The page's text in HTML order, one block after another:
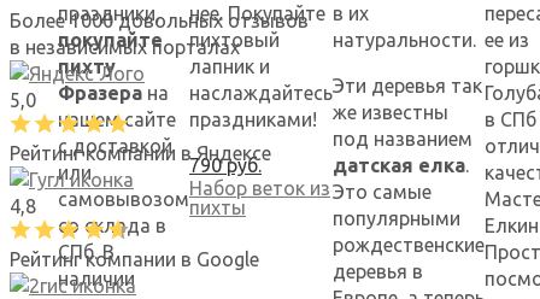
праздники,
покупайте
пихту
Фразера на
нашем сайте
с доставкой
или
самовывозом
со склада в
СПб. В
наличии
нее. Покупайте
пихтовый
лапник и
наслаждайтесь
праздниками!
790руб.
Набор веток из
пихты
в их
натуральности.
Эти деревья так
же известны
под названием
датская елка.
Это самые
популярными
рождественские
деревья в
ее из
в СПб
Более 1000 довольных отзывов
в независимых порталах
5,0
Рейтинг компании в Яндексе
4,8
Рейтинг компании в Google